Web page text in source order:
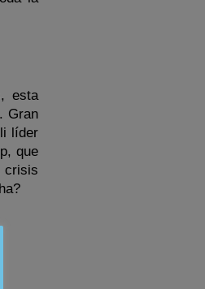
esta
Gran
líder
que
crisis